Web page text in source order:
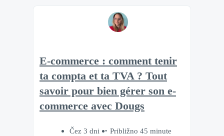
E-commerce : comment tenir
ta compta et ta TVA ? Tout
savoir pour bien gérer son e-
commerce avec Dougs
Čez 3 dni Približno 45 minute